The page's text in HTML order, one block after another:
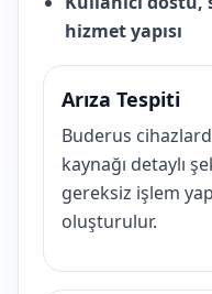
hizmet yapısı
Arıza Tespiti
Buderus
kaynağı detaylı
gereksiz işlem
oluşturulur.